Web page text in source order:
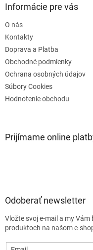
Informácie pre vás
O nás
Kontakty
Doprava a Platba
Obchodné podmienky
Ochrana osobných údajov
Súbory Cookies
Hodnotenie obchodu
Prijímame online
Odoberať newsletter
Vložte svoj e-mail a my
produktoch na našom e-